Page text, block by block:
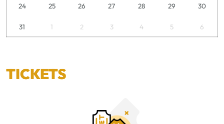
24 25 26 27 28 29 30
31 1 2 3 4 5 6
TICKETS